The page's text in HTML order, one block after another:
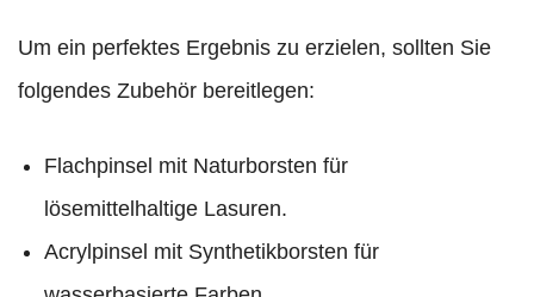
Um ein perfektes Ergebnis zu erzielen, sollten Sie
folgendes Zubehör bereitlegen:
Flachpinsel mit Naturborsten für
lösemittelhaltige Lasuren.
Acrylpinsel mit Synthetikborsten für